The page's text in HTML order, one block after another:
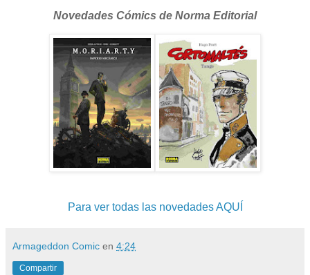
Novedades Cómics de Norma Editorial
Para ver todas las novedades AQUÍ
Armageddon Comic en 4:24
Compartir